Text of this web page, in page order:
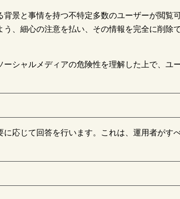
背景と事情を持つ不特定多数のユーザーが閲覧
、細心の注意を払い、その情報を完全に削除
シャルメディアの危険性を理解した上で、ユ
応じて回答を行います。これは、運用者がす